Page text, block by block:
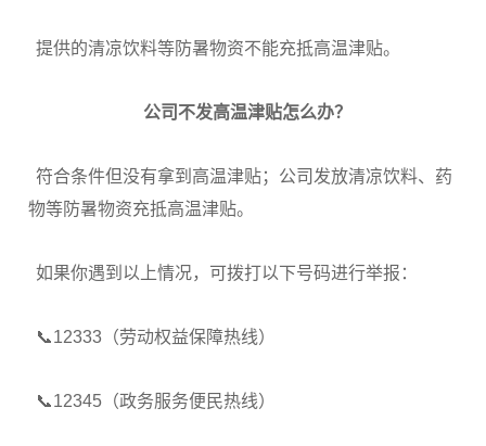
提供的清凉饮料等防暑物资不能充抵高温津贴。
公司不发高温津贴怎么办？
符合条件但没有拿到高温津贴；公司发放清凉饮料、药
物等防暑物资充抵高温津贴。
如果你遇到以上情况，可拨打以下号码进行举报：
📞12333（劳动权益保障热线）
📞12345（政务服务便民热线）